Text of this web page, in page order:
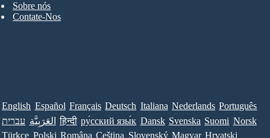
Sobre nós
Contate-Nos
English Español Français Deutsch Italiana Nederlands Português
עברית العَرَبِيَّة हिन्दी ру́сский язы́к Dansk Svenska Suomi Norsk
Türkçe Polski Româna Ceština Slovenský Magyar Hrvatski